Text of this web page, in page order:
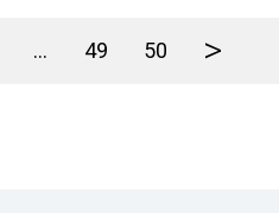
... 49 50 >